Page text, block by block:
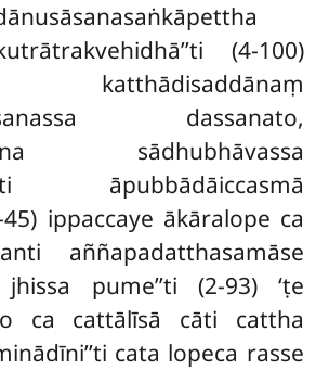
(4-100)
dassanato,
sādhubhāvassa
āpubbādāiccasmā
45) ippaccaye ākāralope ca
aññapadatthasamāse
pume’’ti (2-93) ‘ṭe
ca cattālīsā cāti cattha
cata lopeca rasse